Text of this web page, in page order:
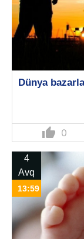
Dünya
thumb_up 0
4
Avq
13:59